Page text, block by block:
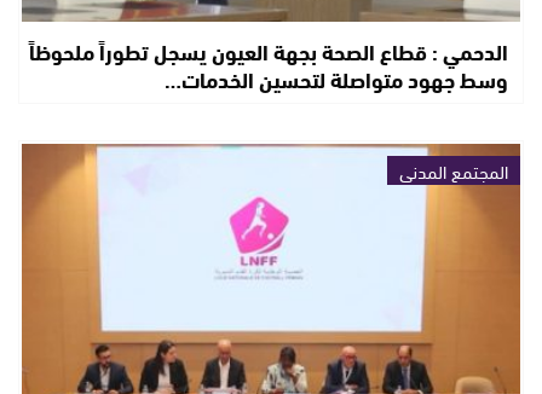
الدحمي : قطاع الصحة بجهة العيون يسجل تطوراً ملحوظاً
وسط جهود متواصلة لتحسين الخدمات…
المجتمع المدني